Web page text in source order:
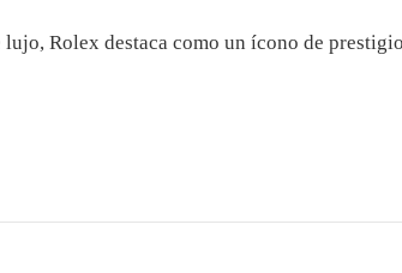
Rolex destaca como un ícono de